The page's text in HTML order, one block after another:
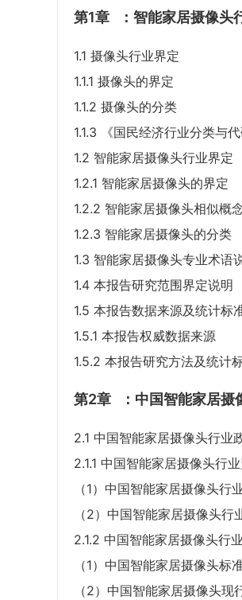
第1章 ：智能家居摄像头
1.1 摄像头行业界定
1.1.1 摄像头的界定
1.1.2 摄像头的分类
1.1.3 《国民经济行业分类与
1.2 智能家居摄像头行业界定
1.2.1 智能家居摄像头的界定
1.2.2 智能家居摄像头相似概
1.2.3 智能家居摄像头的分类
1.3 智能家居摄像头专业术语
1.4 本报告研究范围界定说明
1.5 本报告数据来源及统计标
1.5.1 本报告权威数据来源
1.5.2 本报告研究方法及统计
第2章 ：中国智能家居摄
2.1 中国智能家居摄像头行业
2.1.1 中国智能家居摄像头行
（1）中国智能家居摄像头行
（2）中国智能家居摄像头行
2.1.2 中国智能家居摄像头行
（1）中国智能家居摄像头标
（2）中国智能家居摄像头现